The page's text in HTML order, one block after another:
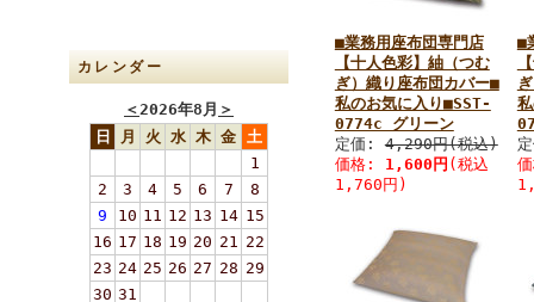
カレンダー
＜2026年8月 ＞
日
月 火 水 木 金 土
1
2
3 4 5 6 7
8
9
10 11 12 13 14 15
16 17 18 19 20 21 22
23 24 25 26 27 28 29
30 31
■業務用座布団専門店
【十人色彩】紬（つむ
ぎ）織り座布団カバー■
私のお気に入り■SST-
0774c グリーン
定価:4,290円(税込)
価格: 1,600円 (税込
1,760円)
■